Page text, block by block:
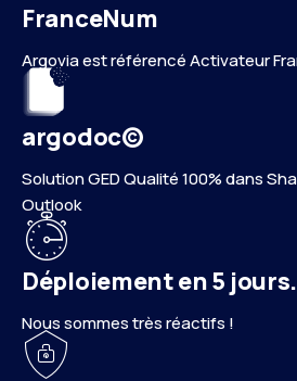
FranceNum
Argovia est référencé Activateur
argodoc©
Solution GED Qualité 100% dans
Outlook
Déploiement en 5 jours.
Nous sommes très réactifs !